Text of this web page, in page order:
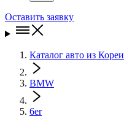
Оставить заявку
Каталог авто из Кореи
BMW
6er